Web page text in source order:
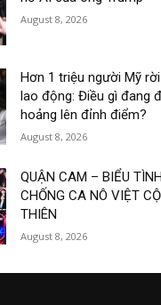
August 8, 2026
Hơn 1 triệu người Mỹ
lao động: Điều gì đang
hoảng lên đỉnh điểm?
August 8, 2026
QUẬN CAM – BIỂU
CHỐNG CA NÔ VIỆT
THIÊN
August 8, 2026